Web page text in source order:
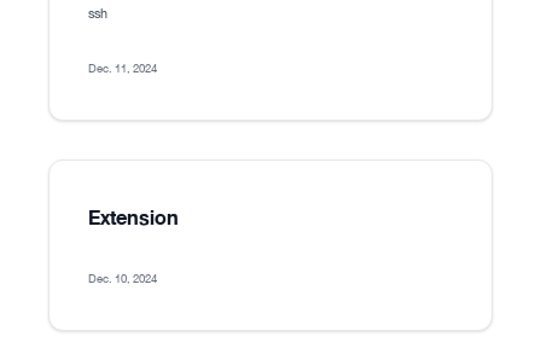
ssh
Dec. 11, 2024
Extension
Dec. 10, 2024